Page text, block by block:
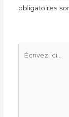
obligatoires